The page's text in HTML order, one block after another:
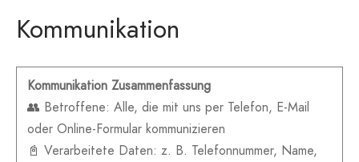
Kommunikation
Kommunikation Zusammenfassung
👥 Betroffene: Alle, die mit uns per Telefon, E-Mail
oder Online-Formular kommunizieren
📓 Verarbeitete Daten: z. B. Telefonnummer, Name,